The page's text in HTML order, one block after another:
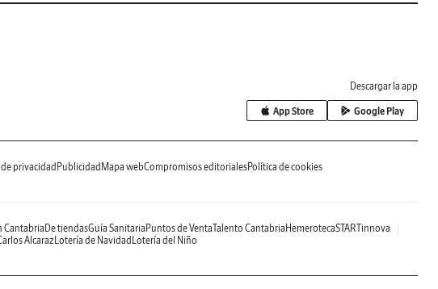
Descargar la app
App Store Google Play
privacidad Publicidad Mapa webCompromisos editorialesPolítica de cookies
CantabriaDe tiendasGuía Sanitaria Puntos de VentaTalento Cantabria HemerotecaSTARTinnova
AlcarazLotería de Navidad Lotería del Niño